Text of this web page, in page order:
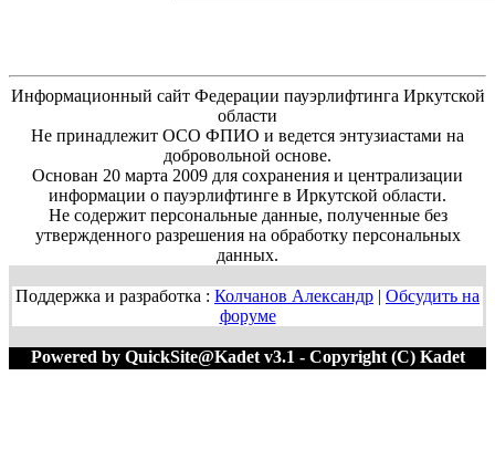
Информационный сайт Федерации пауэрлифтинга Иркутской
области
Не принадлежит ОСО ФПИО и ведется энтузиастами на
добровольной основе.
Основан 20 марта 2009 для сохранения и централизации
информации о пауэрлифтинге в Иркутской области.
Не содержит персональные данные, полученные без
утвержденного разрешения на обработку персональных
данных.
Поддержка и разработка : Колчанов Александр | Обсудить на
форуме
Powered by QuickSite@Kadet v3.1 - Copyright (C) Kadet